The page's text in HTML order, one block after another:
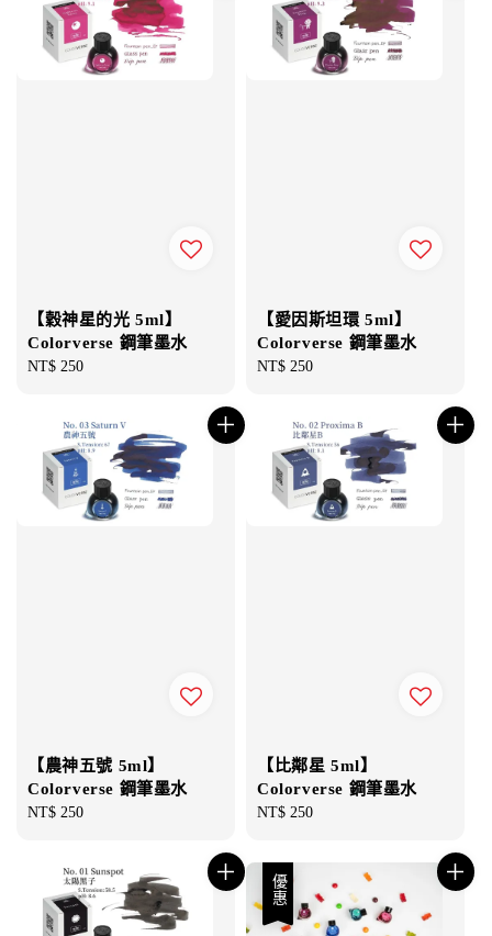
【穀神星的光 5ml】
Colorverse 鋼筆墨水
Regular
NT$ 250
【愛因斯坦環 5ml】
Colorverse 鋼筆墨水
Regular
NT$ 250
【農神五號 5ml】
Colorverse 鋼筆墨水
Regular
NT$ 250
【比鄰星 5ml】
Colorverse 鋼筆墨水
Regular
NT$ 250
優惠